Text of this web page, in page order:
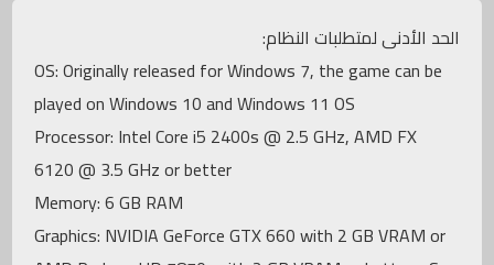
الحد الأدنى لمتطلبات النظام:
OS: Originally released for Windows 7, the game can be
played on Windows 10 and Windows 11 OS
Processor: Intel Core i5 2400s @ 2.5 GHz, AMD FX
6120 @ 3.5 GHz or better
Memory: 6 GB RAM
Graphics: NVIDIA GeForce GTX 660 with 2 GB VRAM or